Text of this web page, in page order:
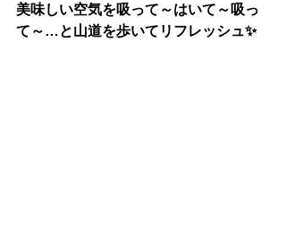
美味しい空気を吸って～はいて～吸っ
て～…と山道を歩いてリフレッシュ✨